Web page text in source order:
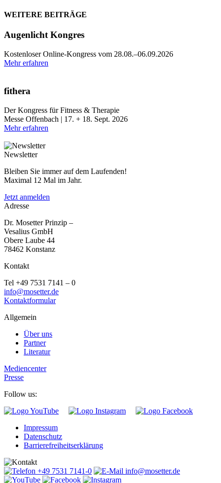
WEITERE BEITRÄGE
Augenlicht Kongres
Kostenloser Online-Kongress vom 28.08.–06.09.2026
Mehr erfahren
fithera
Der Kongress für Fitness & Therapie
Messe Offenbach | 17. + 18. Sept. 2026
Mehr erfahren
Newsletter
Bleiben Sie immer auf dem Laufenden!
Maximal 12 Mal im Jahr.
Jetzt anmelden
Adresse
Dr. Mosetter Prinzip –
Vesalius GmbH
Obere Laube 44
78462 Konstanz
Kontakt
Tel +49 7531 7141 – 0
info@mosetter.de
Kontaktformular
Allgemein
Über uns
Partner
Literatur
Mediencenter
Presse
Follow us:
Impressum
Datenschutz
Barrierefreiheitserklärung
+49 7531 7141-0 info@mosetter.de